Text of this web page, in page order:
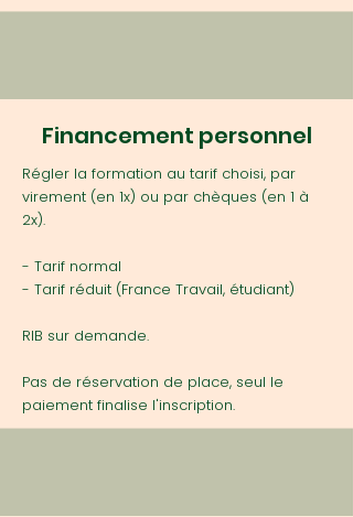
Financement personnel
Régler la formation au tarif choisi, par
virement (en 1x) ou par chèques (en 1 à
2x).
- Tarif normal
- Tarif réduit (France Travail, étudiant)
RIB sur demande.
Pas de réservation de place, seul le
paiement finalise l'inscription.